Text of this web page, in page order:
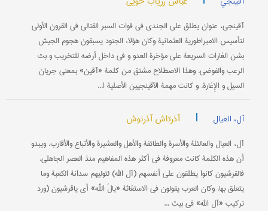
آقینجي، عنوان یطلق علی الجندي في قوات السبر القتالي في القرون الأولی
لتأسیس الامبراطوریة العثمانیة وکان هؤلاء الجنود یسبقون هجوم الجیش
بشن الغارات السریعة علی مؤخرة العدو و في داخل أرضه للتخریب و بث
الرعب والفوضی. وهذا الاصطلاح مشتق من کلمة «آقین» بمعنی جریان
السیل و الإِغارة. و کانت مهمة الآقینجیین الأصلیة ا...
آل، العیال | آذرتاش آذرنوش
آل، العیال والعالئلة والأسرة والطائفة والأهل والعشیرة والأتباع والأقارب. ویبدو
أن هذه الکلمة کانت معروفة في أکثر هذه المفاهیم منذ العصر الجاهلي.
فالقرشیون کانوا یطلقون علی أنفسهم (آل الله) لتولیهم سدانة الکعبة وما
یتعلق بها. وکان العرب یقولون في الاستغاثة «یالَ اللَّه» أي یاقرشیون (ورد
ترکیب «آل الله» في بیت ...